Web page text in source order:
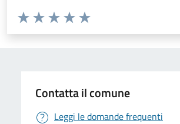
Valuta da 1 a 5 stelle la pagina
Valuta 5 stelle su 5
Valuta 4 stelle su 5
Valuta 3 stelle su 5
Valuta 2 stelle su 5
Valuta 1 stelle su 5
Contatta il comune
Leggi le domande frequenti